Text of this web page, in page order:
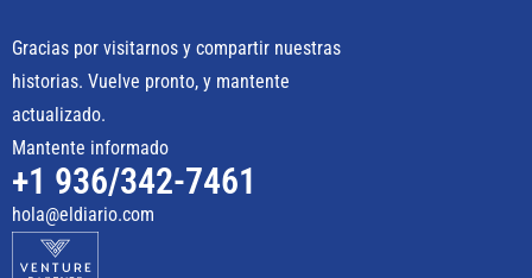
Gracias por visitarnos y compartir nuestras
historias. Vuelve pronto, y mantente
actualizado.
Mantente informado
+1 936/342-7461
hola@eldiario.com